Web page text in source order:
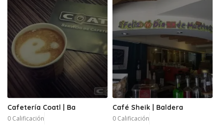
Cafetería Coatl | Ba
0 Calificación
Café Sheik | Baldera
0 Calificación